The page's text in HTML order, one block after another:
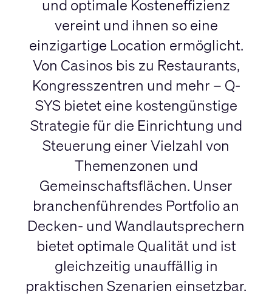
und optimale Kosteneffizienz
vereint und ihnen so eine
einzigartige Location ermöglicht.
Von Casinos bis zu Restaurants,
Kongresszentren und mehr – Q-
SYS bietet eine kostengünstige
Strategie für die Einrichtung und
Steuerung einer Vielzahl von
Themenzonen und
Gemeinschaftsflächen. Unser
branchenführendes Portfolio an
Decken- und Wandlautsprechern
bietet optimale Qualität und ist
gleichzeitig unauffällig in
praktischen Szenarien einsetzbar.